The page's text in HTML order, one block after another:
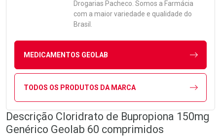
Drogarias Pacheco. Somos a Farmácia
com a maior variedade e qualidade do
Brasil.
MEDICAMENTOS GEOLAB
TODOS OS PRODUTOS DA MARCA
Descrição Cloridrato de Bupropiona 150mg
Genérico Geolab 60 comprimidos